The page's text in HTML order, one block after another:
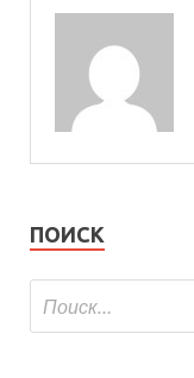
ПОИСК